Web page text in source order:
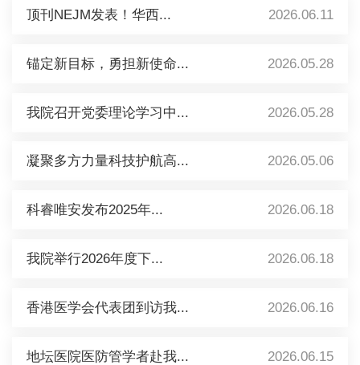
顶刊NEJM发表！华西... 2026.06.11
锚定新目标，勇担新使命... 2026.05.28
我院召开党委理论学习中... 2026.05.28
凝聚多方力量科技护航高... 2026.05.06
科睿唯安发布2025年... 2026.06.18
我院举行2026年度下... 2026.06.18
香港医学会代表团到访我... 2026.06.16
地坛医院医防管学者赴我... 2026.06.15